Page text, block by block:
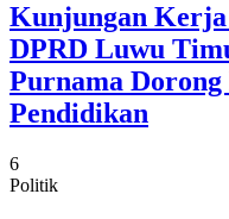
Kunjungan Kerja
DPRD Luwu
Purnama Dorong
Pendidikan
6
Politik